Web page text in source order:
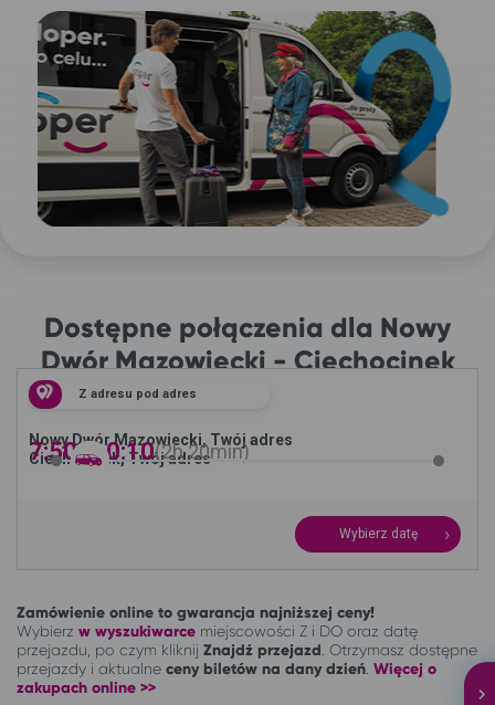
Dostępne połączenia dla Nowy
Dwór Mazowiecki - Ciechocinek
Z adresu pod adres
Nowy Dwór Mazowiecki, Twój adres
Ciechocinek, Twój adres
7:50 -10:10 2h20min
Wybierz datę
Zamówienie online to gwarancja najniższej ceny!
Wybierz w wyszukiwarce miejscowości Z i DO oraz datę
przejazdu, po czym kliknij Znajdź przejazd . Otrzymasz dostępne
przejazdy i aktualne ceny biletów na dany dzień Więcej o
zakupach online >>